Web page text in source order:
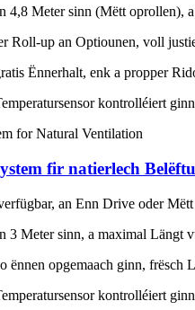
4,8 Meter sinn (Mëtt oprollen),
Roll-up an Optiounen, voll
Ënnerhalt, enk a propper
kontrolléiert ginn
fir natierlech
an Enn Drive oder
3 Meter sinn, a maximal Längt
ënnen opgemaach ginn, frësch
kontrolléiert ginn